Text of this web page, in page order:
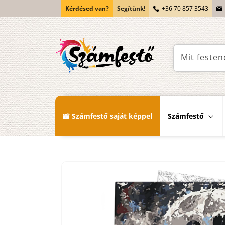
tartalomhoz
Kérdésed van? Segítünk! +36 70 857 3543
Mit
📸 Számfestő saját képpel Számfestő
termékadatokra